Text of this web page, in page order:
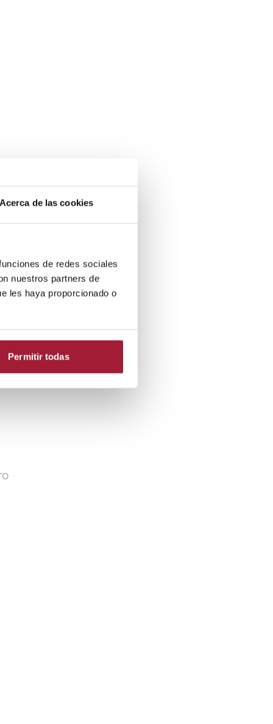
Acerca de las cookies
de redes sociales
nuestros partners de
les haya proporcionado o
Permitir todas